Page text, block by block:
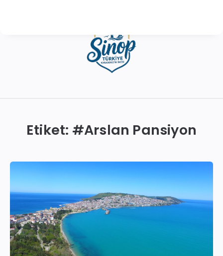
Konaklama
Seçenekleri
ve
Fiyatlar
Etiket: #Arslan Pansiyon